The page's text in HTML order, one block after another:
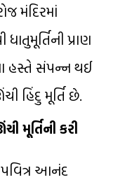
મંદિરમાં
પ્રાણ
હસ્તે સંપન્ન થઈ
હિંદુ મૂર્તિ છે.
મૂર્તિની કરી
આનંદ